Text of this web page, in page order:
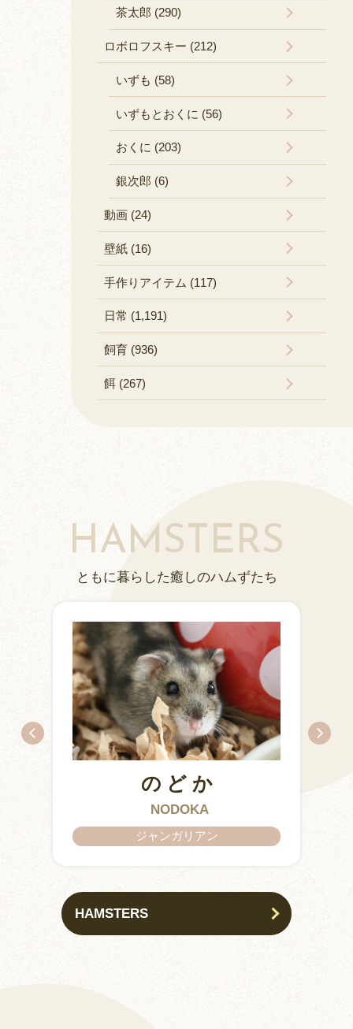
茶太郎 (290)
ロボロフスキー (212)
いずも (58)
いずもとおくに (56)
おくに (203)
銀次郎 (6)
動画 (24)
壁紙 (16)
手作りアイテム (117)
日常 (1,191)
飼育 (936)
餌 (267)
HAMSTERS
ともに暮らした癒しのハムずたち
KURIMARU
のどか
NODOKA
ジャンガリアン
CHITOSE
CHATARO
IZUMO & OKUNI
ARARE
KISUKE
HAMSTERS